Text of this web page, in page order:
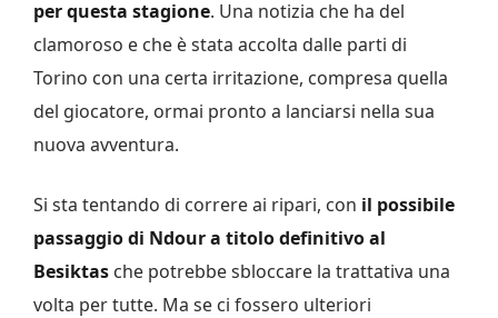
per questa stagione. Una notizia che ha del
clamoroso e che è stata accolta dalle parti di
Torino con una certa irritazione, compresa quella
del giocatore, ormai pronto a lanciarsi nella sua
nuova avventura.
Si sta tentando di correre ai ripari, con il possibile
passaggio di Ndour a titolo definitivo al
Besiktas che potrebbe sbloccare la trattativa una
volta per tutte. Ma se ci fossero ulteriori